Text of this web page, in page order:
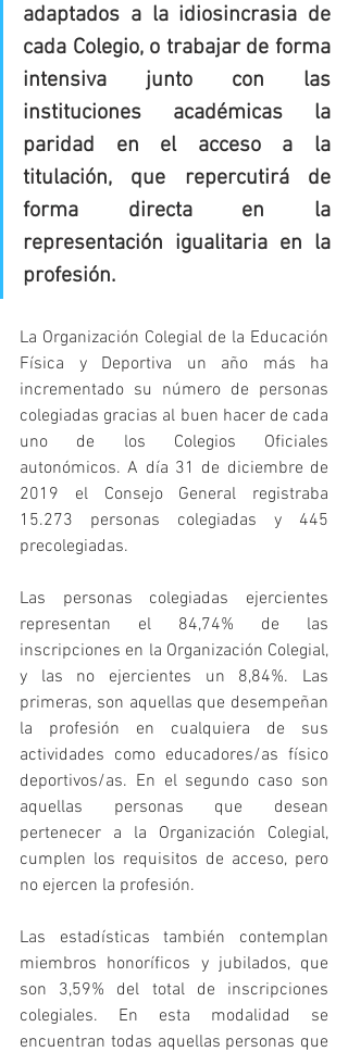
adaptados a la idiosincrasia de
cada Colegio, o trabajar de forma
intensiva junto con las
instituciones académicas la
paridad en el acceso a la
titulación, que repercutirá de
forma directa en la
representación igualitaria en la
profesión.
La Organización Colegial de la Educación
Física y Deportiva un año más ha
incrementado su número de personas
colegiadas gracias al buen hacer de cada
uno de los Colegios Oficiales
autonómicos. A día 31 de diciembre de
2019 el Consejo General registraba
15.273 personas colegiadas y 445
precolegiadas.
Las personas colegiadas ejercientes
representan el 84,74% de las
inscripciones en la Organización Colegial,
y las no ejercientes un 8,84%. Las
primeras, son aquellas que desempeñan
la profesión en cualquiera de sus
actividades como educadores/as físico
deportivos/as. En el segundo caso son
aquellas personas que desean
pertenecer a la Organización Colegial,
cumplen los requisitos de acceso, pero
no ejercen la profesión.
Las estadísticas también contemplan
miembros honoríficos y jubilados, que
son 3,59% del total de inscripciones
colegiales. En esta modalidad se
encuentran todas aquellas personas que